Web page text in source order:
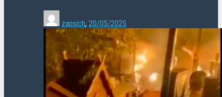
zapsich, 20/05/2025